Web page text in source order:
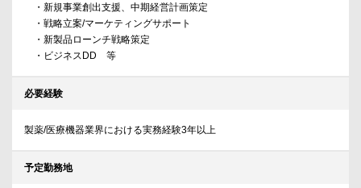
・新規事業創出支援、中期経営計画策定
・戦略立案/マーケティングサポート
・新製品ローンチ戦略策定
・ビジネスDD 等
必要経験
製薬/医療機器業界における実務経験3年以上
予定勤務地